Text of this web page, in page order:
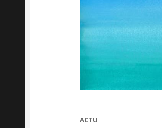
CATEGORIES
ACTU